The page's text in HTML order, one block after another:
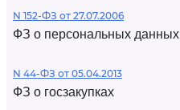
N 152-ФЗ от 27.07.2006
ФЗ о персональных данных
N 44-ФЗ от 05.04.2013
ФЗ о госзакупках